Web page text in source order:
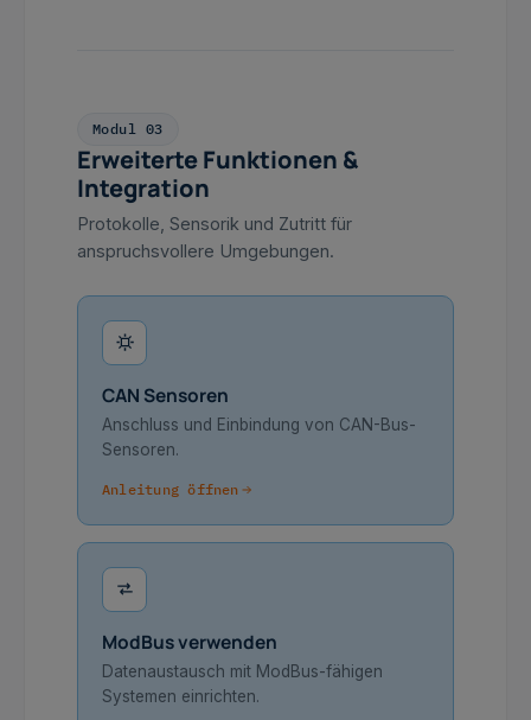
Modul 03
Erweiterte Funktionen &
Integration
Protokolle, Sensorik und Zutritt für
anspruchsvollere Umgebungen.
CAN Sensoren
Anschluss und Einbindung von CAN-Bus-
Sensoren.
Anleitung öffnen
ModBus verwenden
Datenaustausch mit ModBus-fähigen
Systemen einrichten.